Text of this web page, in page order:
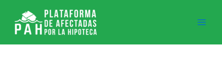
contenido